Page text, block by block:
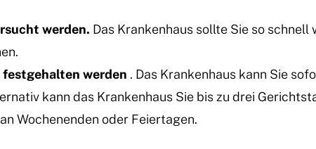
werden. Das Krankenhaus sollte Sie so
festgehalten werden . Das Krankenhaus kann Sie
kann das Krankenhaus Sie bis zu drei
Wochenenden oder Feiertagen.